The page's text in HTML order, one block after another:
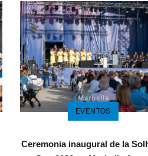
EVENTOS
Ceremonia inaugural de la